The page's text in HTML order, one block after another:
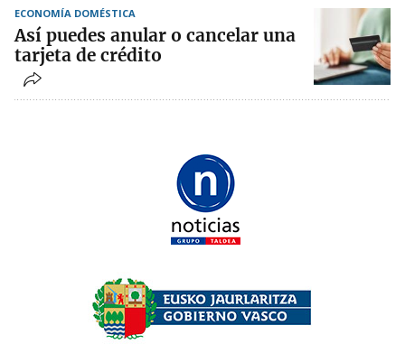
ECONOMÍA DOMÉSTICA
Así puedes anular o cancelar una
tarjeta de crédito